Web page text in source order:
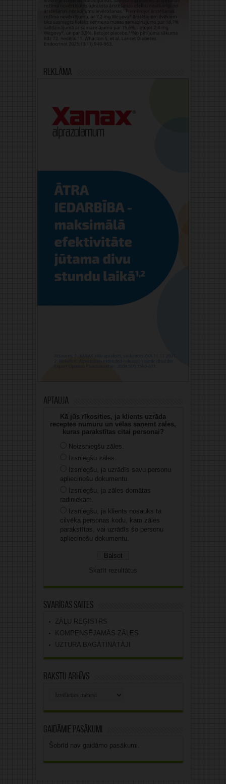
Reklāma
Aptauja
Kā jūs rīkosities, ja klients uzrāda
receptes numuru un vēlas saņemt zāles,
kuras parakstītas citai personai?
Neizsniegšu zāles.
Izsniegšu zāles.
Izsniegšu, ja uzrādīs savu personu
apliecinošu dokumentu.
Izsniegšu, ja zāles domātas
radiniekam.
Izsniegšu, ja klients nosauks tā
cilvēka personas kodu, kam zāles
parakstītas, vai uzrādīs šo personu
apliecinošu dokumentu.
Skatīt rezultātus
Svarīgas saites
ZĀĻU REĢISTRS
KOMPENSĒJAMĀS ZĀLES
UZTURA BAGĀTINĀTĀJI
Rakstu arhīvs
Gaidāmie pasākumi
Šobrīd nav gaidāmo pasākumi.